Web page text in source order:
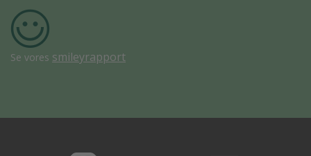
Se vores smileyrapport